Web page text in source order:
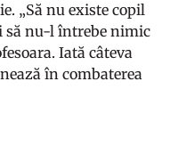
„Să nu existe copil
să nu-l întrebe nimic
Iată câteva
în combaterea